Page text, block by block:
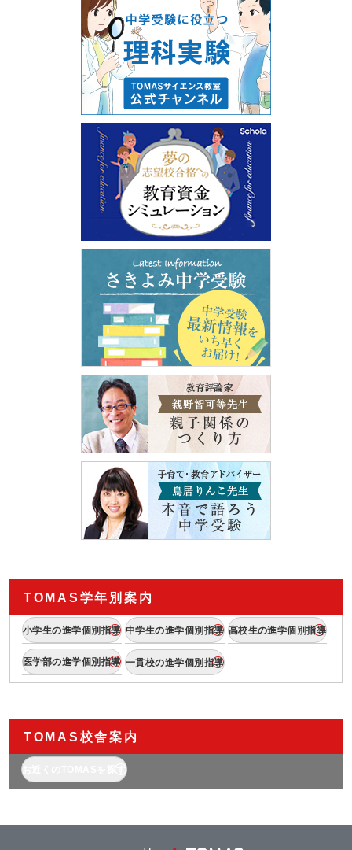
TOMAS学年別案内
小学生の進学個別指導 中学生の進学個別指導 高校生の進学個別指導
医学部の進学個別指導 一貫校の進学個別指導
TOMAS校舎案内
お近くのTOMASを探す